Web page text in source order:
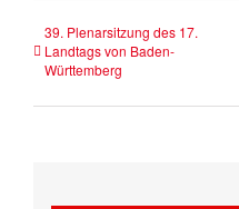
39. Plenarsitzung des 17.
Landtags von Baden-
Württemberg